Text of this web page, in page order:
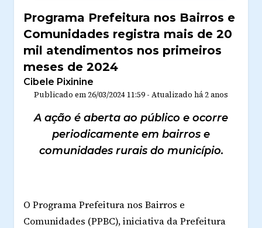
Programa Prefeitura nos Bairros e
Comunidades registra mais de 20
mil atendimentos nos primeiros
meses de 2024
Cibele Pixinine
Publicado em 26/03/2024 11:59 - Atualizado há 2 anos
A ação é aberta ao público e ocorre
periodicamente em bairros e
comunidades rurais do município.
O Programa Prefeitura nos Bairros e
Comunidades (PPBC), iniciativa da Prefeitura